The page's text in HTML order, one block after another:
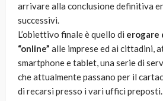
arrivare alla conclusione definitiva
successivi.
L’obiettivo finale è quello di erogare
“online” alle imprese ed ai cittadini,
smartphone e tablet, una serie di
che attualmente passano per il
di recarsi presso i vari uffici preposti.